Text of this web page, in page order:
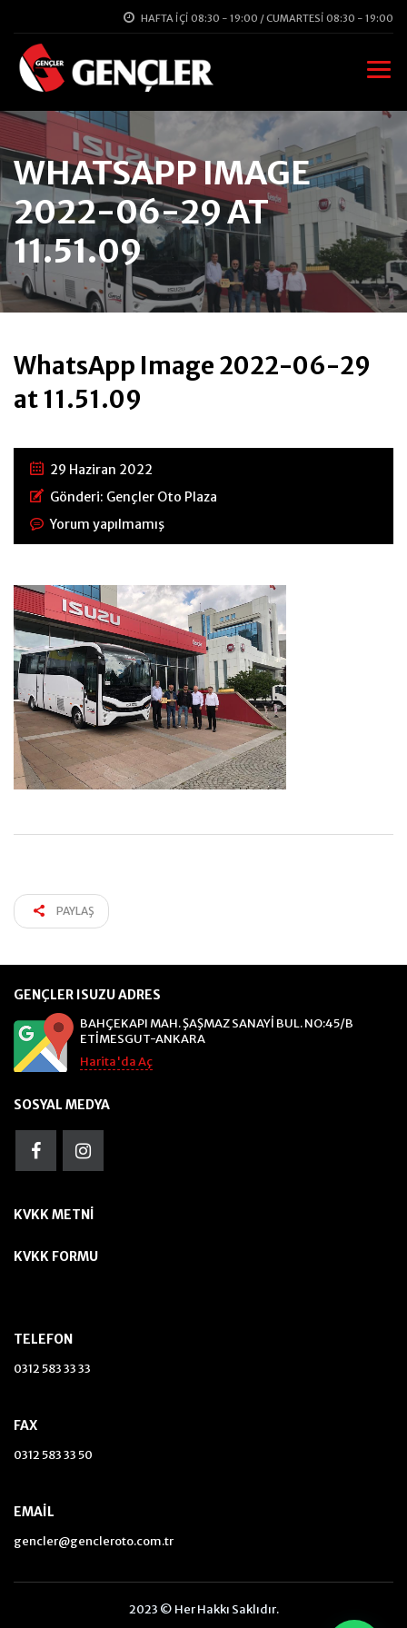
HAFTA İÇI 08:30 - 19:00 / CUMARTESI 08:30 - 19:00
WHATSAPP IMAGE
2022-06-29 AT
11.51.09
WhatsApp Image 2022-06-29
at 11.51.09
29 Haziran 2022
Gönderi: Gençler Oto Plaza
Yorum yapılmamış
PAYLAŞ
GENÇLER ISUZU ADRES
BAHÇEKAPI MAH. ŞAŞMAZ SANAYİ BUL. NO:45/B
ETİMESGUT-ANKARA
Harita'da Aç
SOSYAL MEDYA
KVKK METNI
KVKK FORMU
TELEFON
0312 583 33 33
FAX
0312 583 33 50
EMAIL
gencler@gencleroto.com.tr
2023 © Her Hakkı Saklıdır.